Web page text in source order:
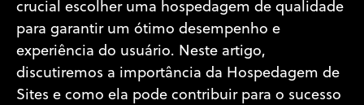
crucial escolher uma hospedagem de qualidade
para garantir um ótimo desempenho e
experiência do usuário. Neste artigo,
discutiremos a importância da Hospedagem de
Sites e como ela pode contribuir para o sucesso